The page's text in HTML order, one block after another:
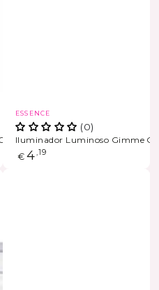
Marca
ESSENCE
(0)
Iluminador Luminoso Gimme
Preço
€ 4,19